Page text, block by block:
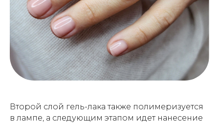
Второй слой гель-лака также полимеризуется
в лампе, а следующим этапом идет нанесение